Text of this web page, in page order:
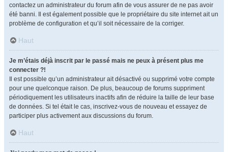
contactez un administrateur du forum afin de vous assurer de ne pas avoir
été banni. Il est également possible que le propriétaire du site internet ait un
problème de configuration et qu’il soit nécessaire de la corriger.
Haut
Je m’étais déjà inscrit par le passé mais ne peux à présent plus me
connecter ?!
Il est possible qu’un administrateur ait désactivé ou supprimé votre compte
pour une quelconque raison. De plus, beaucoup de forums suppriment
périodiquement les utilisateurs inactifs afin de réduire la taille de leur base
de données. Si tel était le cas, inscrivez-vous de nouveau et essayez de
participer plus activement aux discussions du forum.
Haut